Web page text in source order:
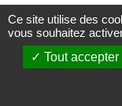
Modalités de
Le label
© Institut Carnot
Ce site utilise des
vous souhaitez
Tout accepter